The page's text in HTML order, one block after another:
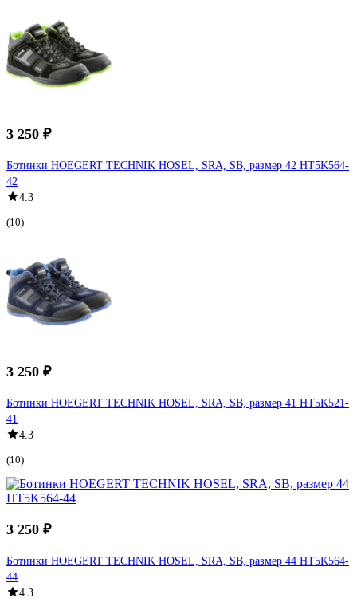
3 250 ₽
Ботинки HOEGERT TECHNIK HOSEL, SRA, SB, размер 42 HT5K564-
42
4.3
(10)
3 250 ₽
Ботинки HOEGERT TECHNIK HOSEL, SRA, SB, размер 41 HT5K521-
41
4.3
(10)
3 250 ₽
Ботинки HOEGERT TECHNIK HOSEL, SRA, SB, размер 44 HT5K564-
44
4.3